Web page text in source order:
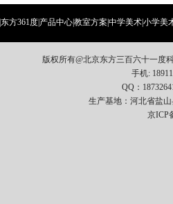
东方361度| 产品中心|教室方案 中学美术|小学美
版权所有@北京东方三百六十一度
手机:
QQ：
生产基地：河北省盐
京ICP